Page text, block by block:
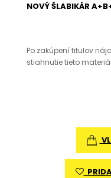
NOVÝ ŠLABIKÁR
Po zakúpení titulov
stiahnutie tieto